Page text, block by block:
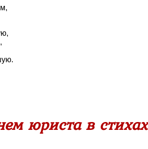
юриста в стихах